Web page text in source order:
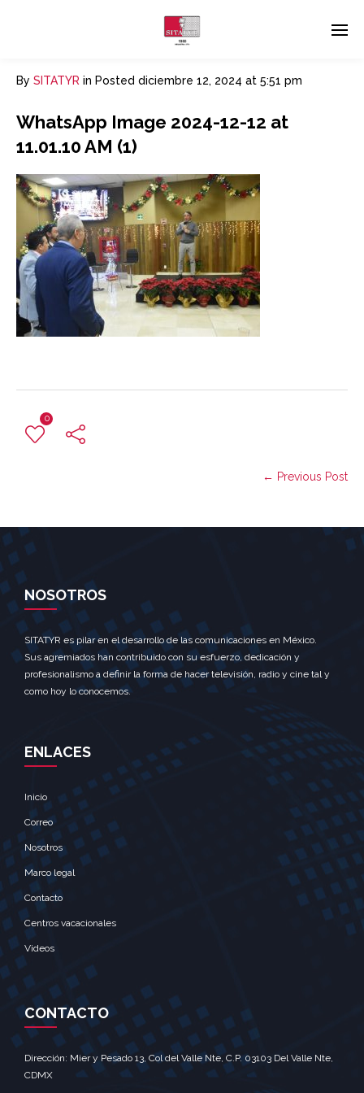
By SITATYR in Posted diciembre 12, 2024 at 5:51 pm
WhatsApp Image 2024-12-12 at
11.01.10 AM (1)
0
← Previous Post
NOSOTROS
SITATYR es pilar en el desarrollo de las comunicaciones en México.
Sus agremiados han contribuido con su esfuerzo, dedicación y
profesionalismo a definir la forma de hacer televisión, radio y cine tal y
como hoy lo conocemos.
ENLACES
Inicio
Correo
Nosotros
Marco legal
Contacto
Centros vacacionales
Videos
CONTACTO
Dirección: Mier y Pesado 13, Col del Valle Nte, C.P. 03103 Del Valle Nte,
CDMX‎